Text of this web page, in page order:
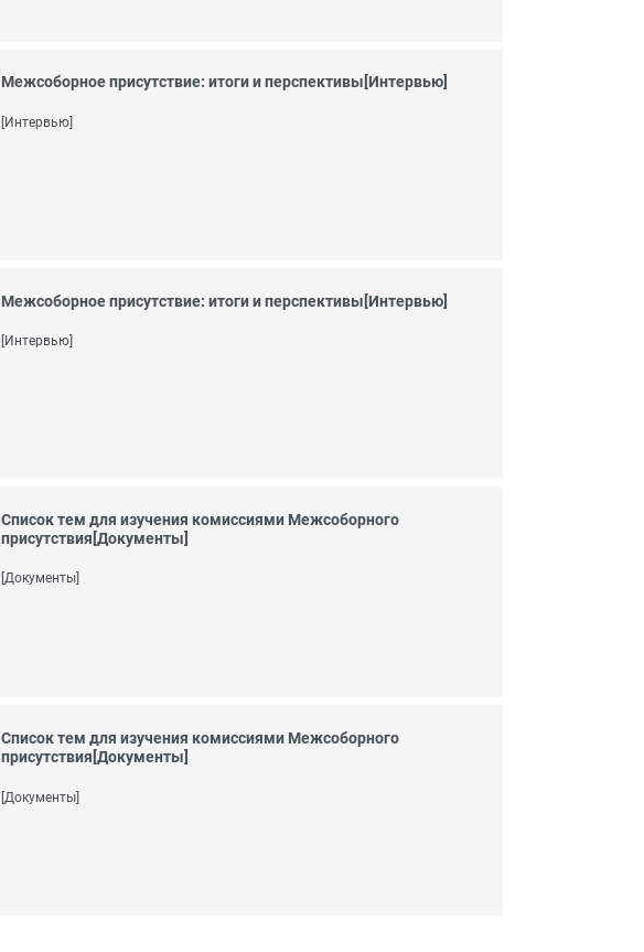
Межсоборное присутствие: итоги и перспективы[Интервью]
[Интервью]
Межсоборное присутствие: итоги и перспективы[Интервью]
[Интервью]
Список тем для изучения комиссиями Межсоборного
присутствия[Документы]
[Документы]
Список тем для изучения комиссиями Межсоборного
присутствия[Документы]
[Документы]